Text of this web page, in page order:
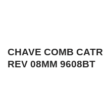
CHAVE COMB CATR
REV 08MM 9608BT